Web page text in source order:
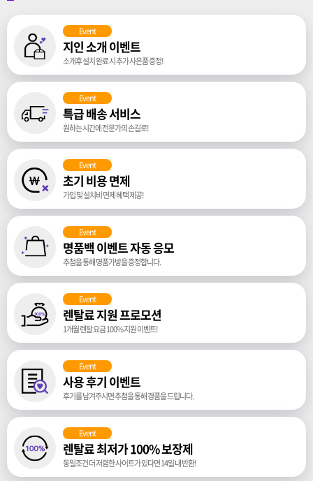
Event
지인 소개 이벤트
소개후 설치 완료 시 추가 사은품 증정!
Event
특급 배송 서비스
원하는 시간에 전문가의 손길로!
Event
초기 비용 면제
가입 및 설치비 면제 혜택 제공!
Event
명품백 이벤트 자동 응모
추첨을 통해 명품가방을 증정합니다.
Event
렌탈료 지원 프로모션
1개월 렌탈 요금 100% 지원 이벤트!
Event
사용 후기 이벤트
후기를 남겨주시면 추첨을 통해 경품을 드립니다.
Event
렌탈료 최저가 100% 보장제
동일조건 더 저렴한 사이트가 있다면 14일 내 반환!